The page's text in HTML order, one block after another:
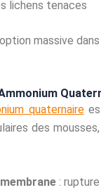
lichens tenaces
massive
quaternaire
des
: